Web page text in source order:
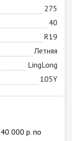
275
40
R19
Летняя
LingLong
105Y
000 р. по